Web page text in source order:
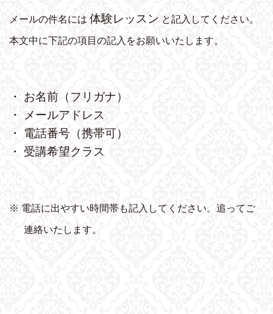
メールの件名には 体験レッスン と記入してください。
本文中に下記の項目の記入をお願いいたします。
・ お名前（フリガナ）
・ メールアドレス
・ 電話番号（携帯可）
・ 受講希望クラス
※ 電話に出やすい時間帯も記入してください。追ってご
連絡いたします。